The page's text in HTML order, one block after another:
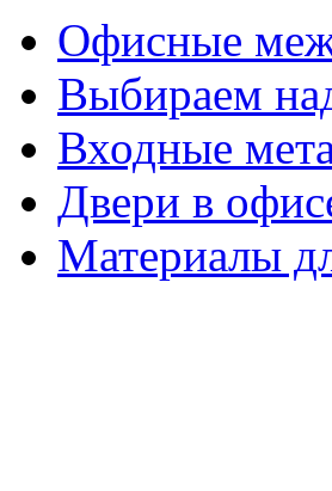
Офисные
Выбираем
Входные
Двери в
Материалы